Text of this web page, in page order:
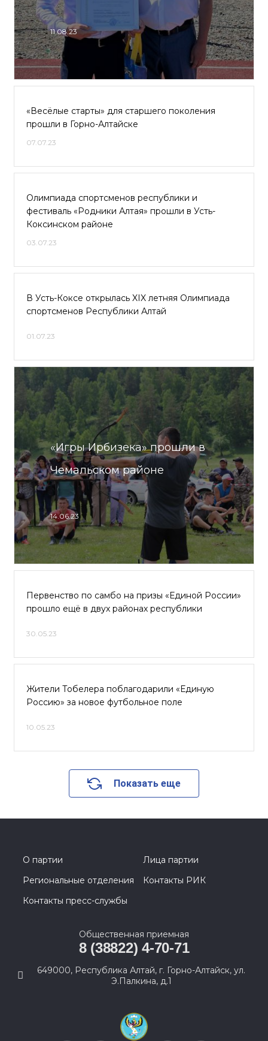
11.08.23
«Весёлые старты» для старшего поколения
прошли в Горно-Алтайске
07.07.23
Олимпиада спортсменов республики и
фестиваль «Родники Алтая» прошли в Усть-
Коксинском районе
03.07.23
В Усть-Коксе открылась XIX летняя Олимпиада
спортсменов Республики Алтай
01.07.23
«Игры Ирбизека» прошли в
Чемальском районе
14.06.23
Первенство по самбо на призы «Единой России»
прошло ещё в двух районах республики
30.05.23
Жители Тобелера поблагодарили «Единую
Россию» за новое футбольное поле
10.05.23
Показать еще
О партии
Лица партии
Региональные отделения
Контакты РИК
Контакты пресс-службы
Общественная приемная
8 (38822) 4-70-71
649000, Республика Алтай, г. Горно-Алтайск, ул.
Э.Палкина, д.1